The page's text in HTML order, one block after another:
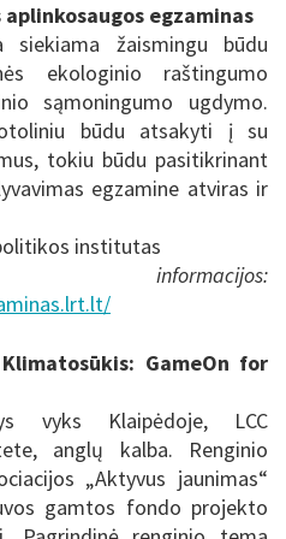
egzaminas
žaismingu būdu
ekologinio raštingumo
sąmoningumo ugdymo.
būdu atsakyti į su
tokiu būdu pasitikrinant
egzamine atviras ir
institutas
GameOn for
vyks Klaipėdoje, LCC
anglų kalba. Renginio
„Aktyvus jaunimas“
gamtos fondo projekto